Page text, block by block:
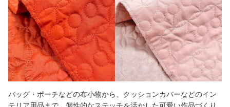
バッグ・ポーチなどの布小物から、クッションカバーなどのイン
テリア用品まで、個性的なステッチを活かした可愛い作品づくり